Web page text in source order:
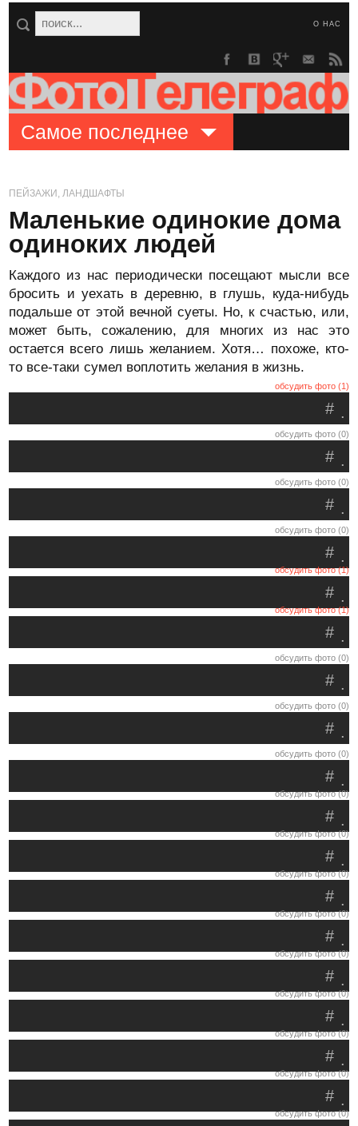
О НАС
Самое последнее
ПЕЙЗАЖИ, ЛАНДШАФТЫ
Маленькие одинокие дома
одиноких людей
Каждого из нас периодически посещают мысли все
бросить и уехать в деревню, в глушь, куда-нибудь
подальше от этой вечной суеты. Но, к счастью, или,
может быть, сожалению, для многих из нас это
остается всего лишь желанием. Хотя… похоже, кто-
то все-таки сумел воплотить желания в жизнь.
обсудить фото (1)
.
#
обсудить фото (0)
.
#
обсудить фото (0)
.
#
обсудить фото (0)
.
#
обсудить фото (1)
.
#
обсудить фото (1)
.
#
обсудить фото (0)
.
#
обсудить фото (0)
.
#
обсудить фото (0)
.
#
обсудить фото (0)
.
#
обсудить фото (0)
.
#
обсудить фото (0)
.
#
обсудить фото (0)
.
#
обсудить фото (0)
.
#
обсудить фото (0)
.
#
обсудить фото (0)
.
#
обсудить фото (0)
.
#
обсудить фото (0)